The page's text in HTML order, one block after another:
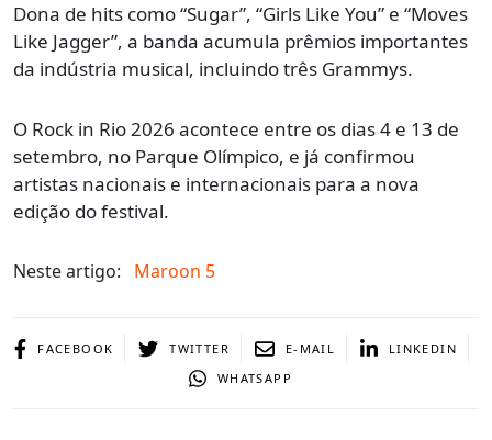
Dona de hits como “Sugar”, “Girls Like You” e “Moves
Like Jagger”, a banda acumula prêmios importantes
da indústria musical, incluindo três Grammys.
O Rock in Rio 2026 acontece entre os dias 4 e 13 de
setembro, no Parque Olímpico, e já confirmou
artistas nacionais e internacionais para a nova
edição do festival.
Neste artigo: Maroon 5
FACEBOOK TWITTER E-MAIL
LINKEDIN
WHATSAPP